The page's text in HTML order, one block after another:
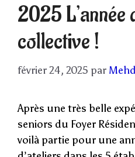
2025 L’année
collective !
février 24, 2025 par
Après une très belle
seniors du Foyer
voilà partie pour une